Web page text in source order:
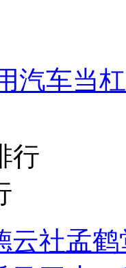
汽车当
行
云社孟